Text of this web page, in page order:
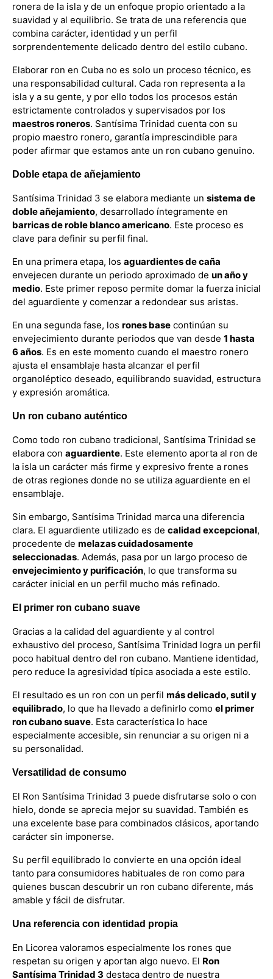
ronera de la isla y de un enfoque propio orientado a la
suavidad y al equilibrio. Se trata de una referencia que
combina carácter, identidad y un perfil
sorprendentemente delicado dentro del estilo cubano.
Elaborar ron en Cuba no es solo un proceso técnico, es
una responsabilidad cultural. Cada ron representa a la
isla y a su gente, y por ello todos los procesos están
estrictamente controlados y supervisados por los
maestros roneros. Santísima Trinidad cuenta con su
propio maestro ronero, garantía imprescindible para
poder afirmar que estamos ante un ron cubano genuino.
Doble etapa de añejamiento
Santísima Trinidad 3 se elabora mediante un sistema de
doble añejamiento, desarrollado íntegramente en
barricas de roble blanco americano. Este proceso es
clave para definir su perfil final.
En una primera etapa, los aguardientes de caña
envejecen durante un periodo aproximado de un año y
medio. Este primer reposo permite domar la fuerza inicial
del aguardiente y comenzar a redondear sus aristas.
En una segunda fase, los rones base continúan su
envejecimiento durante periodos que van desde 1 hasta
6 años. Es en este momento cuando el maestro ronero
ajusta el ensamblaje hasta alcanzar el perfil
organoléptico deseado, equilibrando suavidad, estructura
y expresión aromática.
Un ron cubano auténtico
Como todo ron cubano tradicional, Santísima Trinidad se
elabora con aguardiente. Este elemento aporta al ron de
la isla un carácter más firme y expresivo frente a rones
de otras regiones donde no se utiliza aguardiente en el
ensamblaje.
Sin embargo, Santísima Trinidad marca una diferencia
clara. El aguardiente utilizado es de calidad excepcional,
procedente de melazas cuidadosamente
seleccionadas. Además, pasa por un largo proceso de
envejecimiento y purificación, lo que transforma su
carácter inicial en un perfil mucho más refinado.
El primer ron cubano suave
Gracias a la calidad del aguardiente y al control
exhaustivo del proceso, Santísima Trinidad logra un perfil
poco habitual dentro del ron cubano. Mantiene identidad,
pero reduce la agresividad típica asociada a este estilo.
El resultado es un ron con un perfil más delicado, sutil y
equilibrado, lo que ha llevado a definirlo como el primer
ron cubano suave. Esta característica lo hace
especialmente accesible, sin renunciar a su origen ni a
su personalidad.
Versatilidad de consumo
El Ron Santísima Trinidad 3 puede disfrutarse solo o con
hielo, donde se aprecia mejor su suavidad. También es
una excelente base para combinados clásicos, aportando
carácter sin imponerse.
Su perfil equilibrado lo convierte en una opción ideal
tanto para consumidores habituales de ron como para
quienes buscan descubrir un ron cubano diferente, más
amable y fácil de disfrutar.
Una referencia con identidad propia
En Licorea valoramos especialmente los rones que
respetan su origen y aportan algo nuevo. El Ron
Santísima Trinidad 3 destaca dentro de nuestra